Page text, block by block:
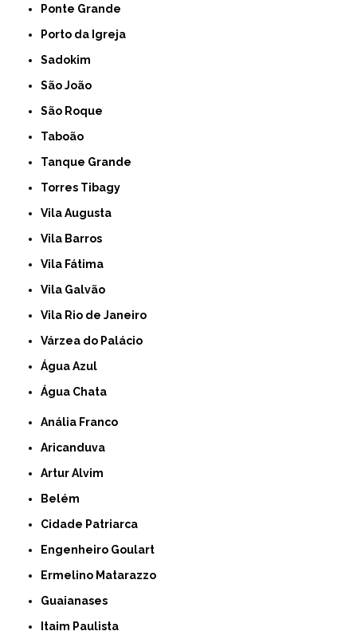
Ponte Grande
Porto da Igreja
Sadokim
São João
São Roque
Taboão
Tanque Grande
Torres Tibagy
Vila Augusta
Vila Barros
Vila Fátima
Vila Galvão
Vila Rio de Janeiro
Várzea do Palácio
Água Azul
Água Chata
Anália Franco
Aricanduva
Artur Alvim
Belém
Cidade Patriarca
Engenheiro Goulart
Ermelino Matarazzo
Guaianases
Itaim Paulista